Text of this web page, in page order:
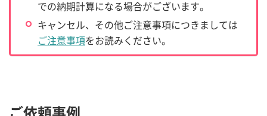
での納期計算になる場合がございます。
キャンセル、その他ご注意事項につきましては
ご注意事項をお読みください。
ご依頼事例